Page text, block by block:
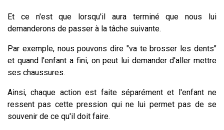
Et ce n'est que lorsqu'il aura terminé que nous lui
demanderons de passer à la tâche suivante.
Par exemple, nous pouvons dire "va te brosser les dents"
et quand l'enfant a fini, on peut lui demander d'aller mettre
ses chaussures.
Ainsi, chaque action est faite séparément et l'enfant ne
ressent pas cette pression qui ne lui permet pas de se
souvenir de ce qu'il doit faire.